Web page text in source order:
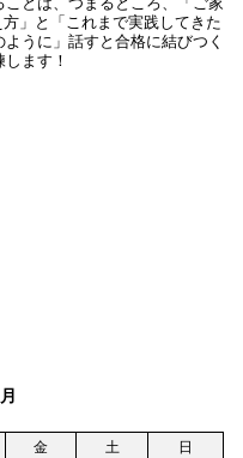
」と「これまで実践してきた
うに」話すと合格に結びつく
ます！
金 土
日